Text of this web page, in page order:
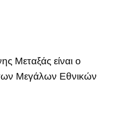
Μεταξάς είναι ο
Μεγάλων Εθνικών